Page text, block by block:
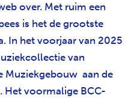
over. Met ruim een
is het de grootste
In het voorjaar van 2025
van
Muziekgebouw aan de
Het voormalige BCC-